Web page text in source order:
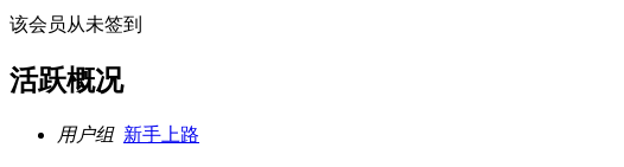
该会员从未签到
活跃概况
用户组 新手上路